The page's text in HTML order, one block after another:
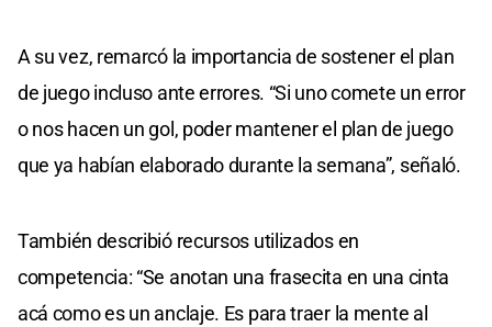
A su vez, remarcó la importancia de sostener el plan
de juego incluso ante errores. “Si uno comete un error
o nos hacen un gol, poder mantener el plan de juego
que ya habían elaborado durante la semana”, señaló.
También describió recursos utilizados en
competencia: “Se anotan una frasecita en una cinta
acá como es un anclaje. Es para traer la mente al